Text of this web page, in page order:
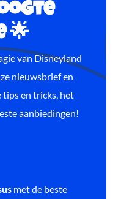
🌟
van Disneyland
nieuwsbrief en
tips en tricks, het
aanbiedingen!
met de beste